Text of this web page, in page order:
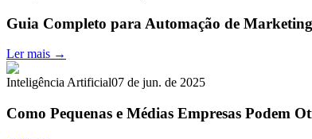
Guia Completo para Automação de
Ler mais →
Inteligência Artificial07 de jun. de 2025
Como Pequenas e Médias Empresas Podem